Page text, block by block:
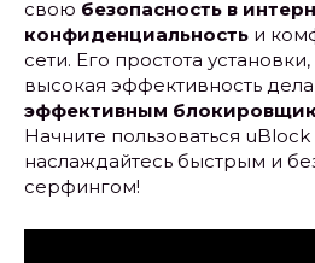
свою безопасность в
конфиденциальность и
сети. Его простота
высокая эффективность
эффективным
Начните пользоваться
наслаждайтесь быстрым и
серфингом!